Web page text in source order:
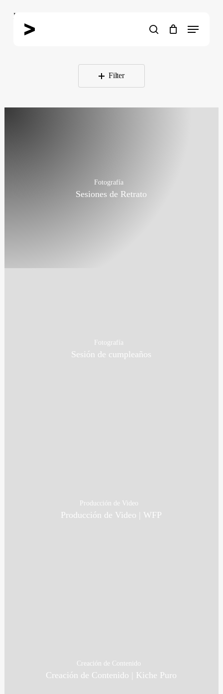
search
Menu
Home
Filter
Fotografía
Sesiones de Retrato
Fotografía
Sesión de cumpleaños
Producción de Video
Producción de Video | WFP
Creación de Contenido
Creación de Contenido | Kiche Puro